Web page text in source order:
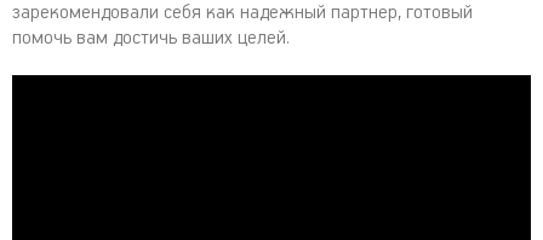
зарекомендовали себя как надежный партнер, готовый
помочь вам достичь ваших целей.